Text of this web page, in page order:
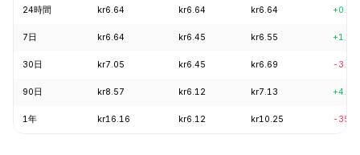
24時間 kr6.64 kr6.64 kr6.64
7日 kr6.64 kr6.45 kr6.55
30日 kr7.05 kr6.45 kr6.69 -
90日 kr8.57 kr6.12 kr7.13
1年 kr16.16 kr6.12 kr10.25 -